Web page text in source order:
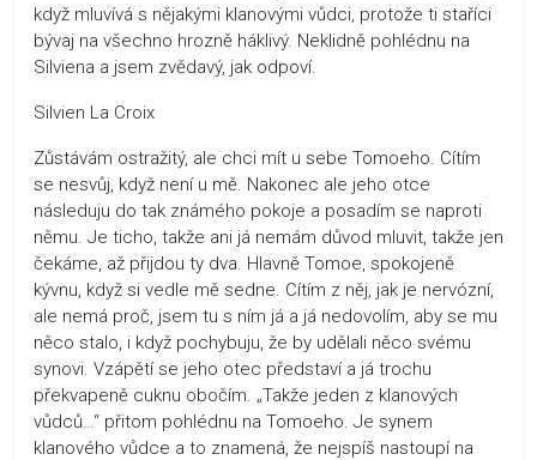
když mluvívá s nějakými klanovými vůdci, protože ti staříci
bývaj na všechno hrozně háklivý. Neklidně pohlédnu na
Silviena a jsem zvědavý, jak odpoví.
Silvien La Croix
Zůstávám ostražitý, ale chci mít u sebe Tomoeho. Cítím
se nesvůj, když není u mě. Nakonec ale jeho otce
následuju do tak známého pokoje a posadím se naproti
němu. Je ticho, takže ani já nemám důvod mluvit, takže jen
čekáme, až přijdou ty dva. Hlavně Tomoe, spokojeně
kývnu, když si vedle mě sedne. Cítím z něj, jak je nervózní,
ale nemá proč, jsem tu s ním já a já nedovolím, aby se mu
něco stalo, i když pochybuju, že by udělali něco svému
synovi. Vzápětí se jeho otec představí a já trochu
překvapeně cuknu obočím. „Takže jeden z klanových
vůdců…“ přitom pohlédnu na Tomoeho. Je synem
klanového vůdce a to znamená, že nejspíš nastoupí na